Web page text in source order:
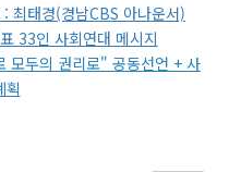
최태경(경남CBS 아나운서)
33인 사회연대 메시지
모두의 권리로" 공동선언 + 사
획